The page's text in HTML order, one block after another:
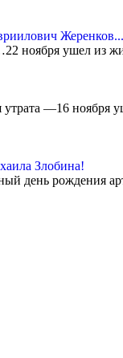
Жеренков...
ноября ушел из
утрата —16 ноября
Злобина!
день рождения